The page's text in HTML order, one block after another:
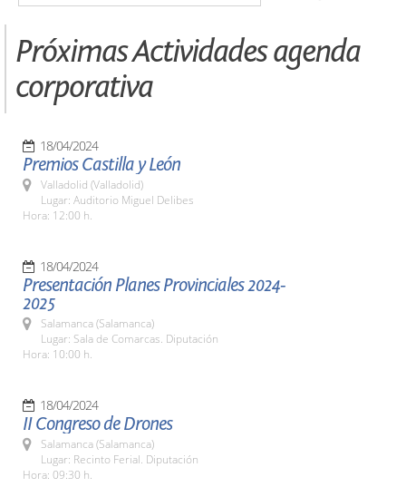
Próximas Actividades agenda
corporativa
18/04/2024
Premios Castilla y León
Valladolid (Valladolid)
Lugar: Auditorio Miguel Delibes
Hora: 12:00 h.
18/04/2024
Presentación Planes Provinciales 2024-
2025
Salamanca (Salamanca)
Lugar: Sala de Comarcas. Diputación
Hora: 10:00 h.
18/04/2024
II Congreso de Drones
Salamanca (Salamanca)
Lugar: Recinto Ferial. Diputación
Hora: 09:30 h.